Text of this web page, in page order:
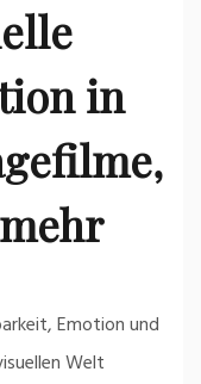
in
Emotion und
Welt